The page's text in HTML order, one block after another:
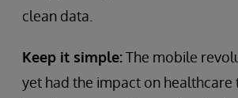
clean data.
Keep it simple:The mobile
yet had the impact on healthcare